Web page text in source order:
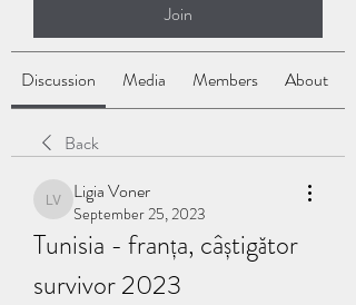
Join
Discussion Media Members About
Back
Ligia Voner
Ligia Voner
September 25, 2023
Tunisia - franța, câștigător
survivor 2023